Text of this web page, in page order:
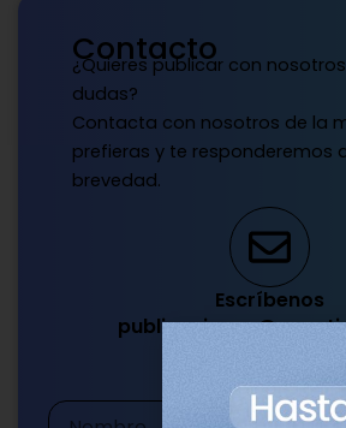
Contacto
¿Quieres publicar con
dudas?
Contacta con nosotros de la
prefieras y te responderemos
brevedad.
Escríbenos
Nombre